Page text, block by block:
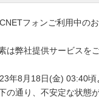
フォンご利用中の
は弊社提供サービスを
年8月18日(金) 03:40
の通り、不安定な状態